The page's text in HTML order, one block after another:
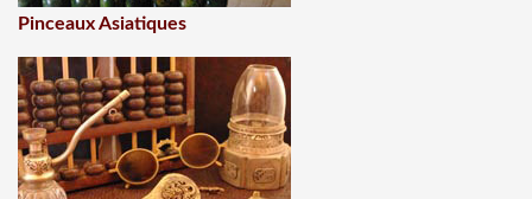
Pinceaux Asiatiques